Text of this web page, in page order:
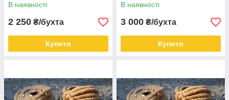
В наявності
2 250 ₴/бухта
Купити
В наявності
3 000 ₴/бухта
Купити